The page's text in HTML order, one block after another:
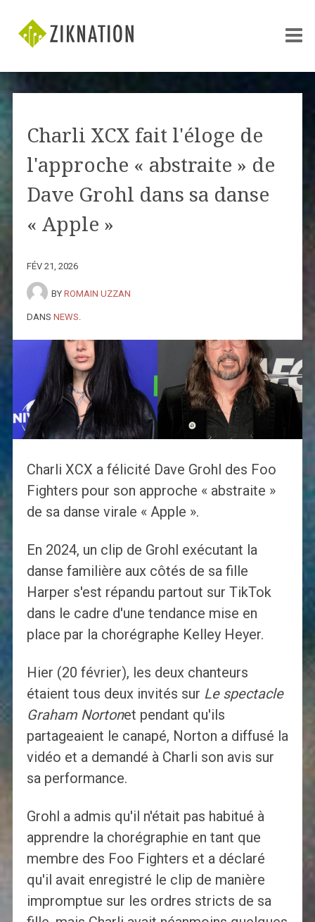
Charli XCX fait l'éloge de
l'approche « abstraite » de
Dave Grohl dans sa danse
« Apple »
FÉV 21, 2026
BY ROMAIN UZZAN
DANS NEWS
Charli XCX a félicité Dave Grohl des Foo
Fighters pour son approche « abstraite »
de sa danse virale « Apple ».
En 2024, un clip de Grohl exécutant la
danse familière aux côtés de sa fille
Harper s'est répandu partout sur TikTok
dans le cadre d'une tendance mise en
place par la chorégraphe Kelley Heyer.
Hier (20 février), les deux chanteurs
étaient tous deux invités sur Le spectacle
Graham Nortonet pendant qu'ils
partageaient le canapé, Norton a diffusé la
vidéo et a demandé à Charli son avis sur
sa performance.
Grohl a admis qu'il n'était pas habitué à
apprendre la chorégraphie en tant que
membre des Foo Fighters et a déclaré
qu'il avait enregistré le clip de manière
impromptue sur les ordres stricts de sa